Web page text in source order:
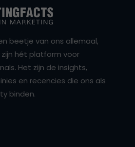
beetje van ons allemaal,
zijn hét platform voor
Het zijn de insights,
en recencies die ons als
binden.